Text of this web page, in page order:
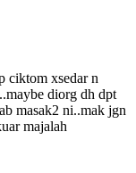
ciktom xsedar n
diorg dh dpt
masak2 ni..mak jgn
majalah